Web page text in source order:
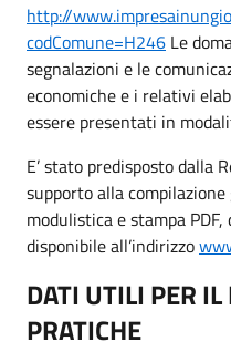
http://
codComune=H246 Le
segnalazioni e le
economiche e i relativi
essere presentati in
E’ stato predisposto dalla
supporto alla
modulistica e stampa
disponibile all’indirizzo
DATI UTILI PER
PRATICHE